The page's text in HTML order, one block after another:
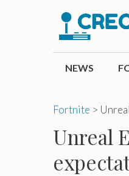
conteúdo
NEWS
Fortnite >
Unreal